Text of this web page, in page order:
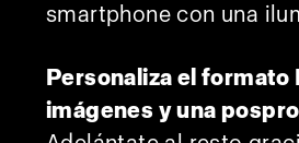
smartphone con una
Personaliza el formato
imágenes y una